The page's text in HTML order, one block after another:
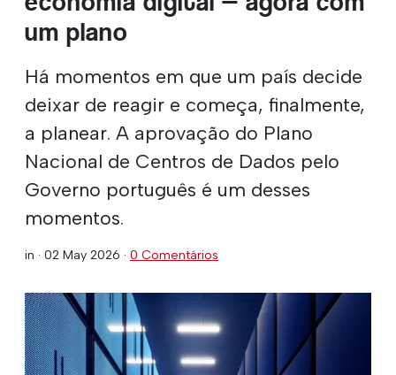
um plano
Há momentos em que um país decide
deixar de reagir e começa, finalmente,
a planear. A aprovação do Plano
Nacional de Centros de Dados pelo
Governo português é um desses
momentos.
in · 02 May 2026 · 0 Comentários